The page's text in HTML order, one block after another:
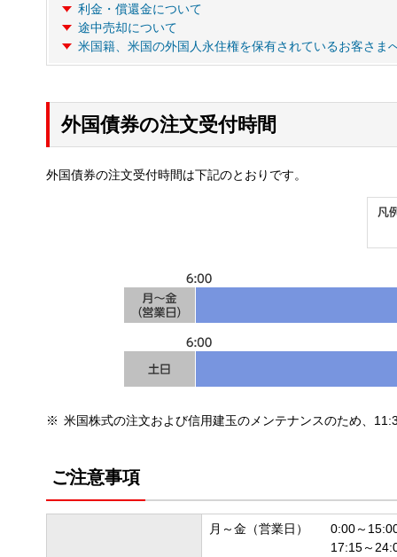
利金・償還金について
途中売却について
米国籍、米国の外国人永住権を保有されているお客さま
外国債券の注文受付時間
外国債券の注文受付時間は下記のとおりです。
米国株式の注文および信用建玉のメンテナンスのため、
ご注意事項
月～金（営業日）
0:00～
17:15～